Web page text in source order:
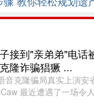
接到"亲弟弟"电话
隆诈骗猖獗 ...
音克隆骗局真实上演安
最近遭遇了一场令